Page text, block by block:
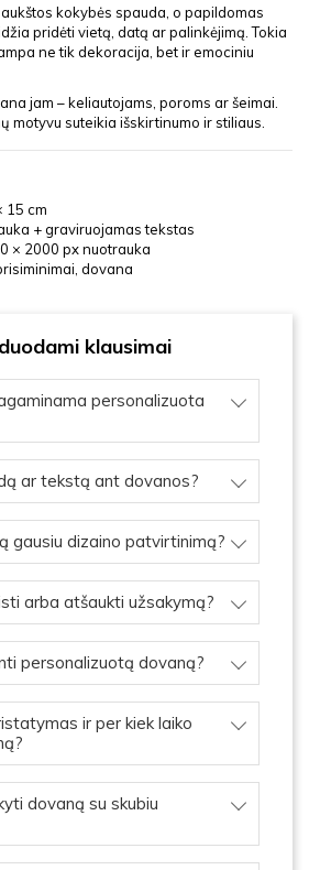
kokybės spauda, o papildomas
pridėti vietą, datą ar palinkėjimą. Tokia
ne tik dekoracija, bet ir emociniu
jam – keliautojams, poroms ar šeimai.
motyvu suteikia išskirtinumo ir stiliaus.
15 cm
+ graviruojamas tekstas
× 2000 px nuotrauka
dovana
klausimai
personalizuota
ar tekstą ant dovanos?
gausiu dizaino patvirtinimą?
arba atšaukti užsakymą?
personalizuotą dovaną?
ir per kiek laiko
dovaną su skubiu